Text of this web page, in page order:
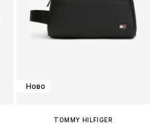
Ново
TOMMY HILFIGER